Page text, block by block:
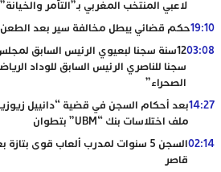
لاعبي المنتخب المغربي بـ”التآمر والخيانة”
19:10حكم قضائي يبطل مخالفة سير بعد الطعن في
03:08
سجنا للناصري الرئيس السابق للوداد
الصحراء”
14:27بعد أحكام السجن في قضية “دانييل
ملف اختلاسات بنك “UBM” بتطوان
02:14
السجن 5 سنوات لمدرب ألعاب قوى بتازة
قاصر